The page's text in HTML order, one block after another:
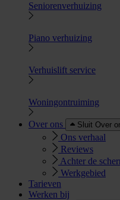
Seniorenverhuizing
Piano verhuizing
Verhuislift service
Woningontruiming
Over ons Sluit Over
Ons verhaal
Reviews
Achter de
Werkgebied
Tarieven
Werken bij